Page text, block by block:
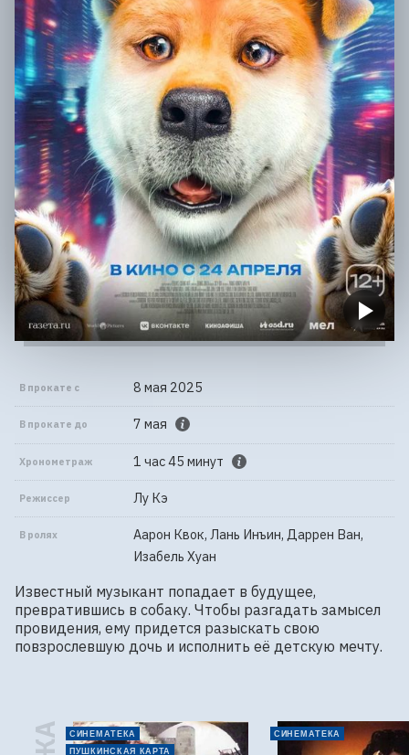
В прокате с 8 мая 2025
В прокате до 7 мая
Хронометраж 1 час 45 минут
Режиссер Лу Кэ
В ролях
Аарон Квок, Лань Инъин, Даррен Ван,
Изабель Хуан
Известный музыкант попадает в будущее,
превратившись в собаку. Чтобы разгадать замысел
провидения, ему придется разыскать свою
повзрослевшую дочь и исполнить её детскую мечту.
СИНЕМАТЕКА
ПУШКИНСКАЯ КАРТА
СИНЕМАТЕКА